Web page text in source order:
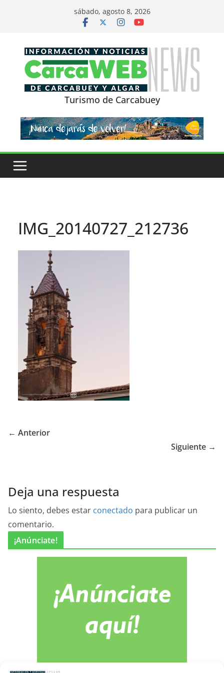
sábado, agosto 8, 2026
Turismo de Carcabuey
IMG_20140727_212736
← Anterior
Siguiente →
Deja una respuesta
Lo siento, debes estar conectado para publicar un
comentario.
¡Anúnciate!